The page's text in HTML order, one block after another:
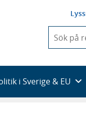
du
skriva
framträder
en
i Sverige & EU